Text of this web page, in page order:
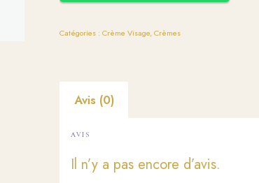
Catégories :Crème Visage,Crèmes
Avis (0)
AVIS
Il n’y a pas encore d’avis.